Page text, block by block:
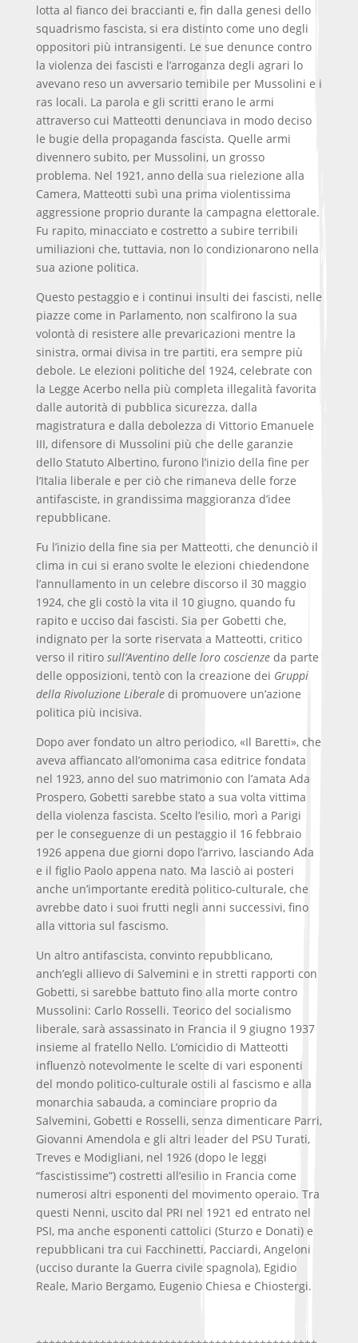
lotta al fianco dei braccianti e, fin dalla genesi dello
squadrismo fascista, si era distinto come uno degli
oppositori più intransigenti. Le sue denunce contro
la violenza dei fascisti e l’arroganza degli agrari lo
avevano reso un avversario temibile per Mussolini e i
ras locali. La parola e gli scritti erano le armi
attraverso cui Matteotti denunciava in modo deciso
le bugie della propaganda fascista. Quelle armi
divennero subito, per Mussolini, un grosso
problema. Nel 1921, anno della sua rielezione alla
Camera, Matteotti subì una prima violentissima
aggressione proprio durante la campagna elettorale.
Fu rapito, minacciato e costretto a subire terribili
umiliazioni che, tuttavia, non lo condizionarono nella
sua azione politica.
Questo pestaggio e i continui insulti dei fascisti, nelle
piazze come in Parlamento, non scalfirono la sua
volontà di resistere alle prevaricazioni mentre la
sinistra, ormai divisa in tre partiti, era sempre più
debole. Le elezioni politiche del 1924, celebrate con
la Legge Acerbo nella più completa illegalità favorita
dalle autorità di pubblica sicurezza, dalla
magistratura e dalla debolezza di Vittorio Emanuele
III, difensore di Mussolini più che delle garanzie
dello Statuto Albertino, furono l’inizio della fine per
l’Italia liberale e per ciò che rimaneva delle forze
antifasciste, in grandissima maggioranza d’idee
repubblicane.
Fu l’inizio della fine sia per Matteotti, che denunciò il
clima in cui si erano svolte le elezioni chiedendone
l’annullamento in un celebre discorso il 30 maggio
1924, che gli costò la vita il 10 giugno, quando fu
rapito e ucciso dai fascisti. Sia per Gobetti che,
indignato per la sorte riservata a Matteotti, critico
verso il ritiro sull’Aventino delle loro coscienze da parte
delle opposizioni, tentò con la creazione dei Gruppi
della Rivoluzione Liberale di promuovere un’azione
politica più incisiva.
Dopo aver fondato un altro periodico, «Il Baretti», che
aveva affiancato all’omonima casa editrice fondata
nel 1923, anno del suo matrimonio con l’amata Ada
Prospero, Gobetti sarebbe stato a sua volta vittima
della violenza fascista. Scelto l’esilio, morì a Parigi
per le conseguenze di un pestaggio il 16 febbraio
1926 appena due giorni dopo l’arrivo, lasciando Ada
e il figlio Paolo appena nato. Ma lasciò ai posteri
anche un’importante eredità politico-culturale, che
avrebbe dato i suoi frutti negli anni successivi, fino
alla vittoria sul fascismo.
Un altro antifascista, convinto repubblicano,
anch’egli allievo di Salvemini e in stretti rapporti con
Gobetti, si sarebbe battuto fino alla morte contro
Mussolini: Carlo Rosselli. Teorico del socialismo
liberale, sarà assassinato in Francia il 9 giugno 1937
insieme al fratello Nello. L’omicidio di Matteotti
influenzò notevolmente le scelte di vari esponenti
del mondo politico-culturale ostili al fascismo e alla
monarchia sabauda, a cominciare proprio da
Salvemini, Gobetti e Rosselli, senza dimenticare Parri,
Giovanni Amendola e gli altri leader del PSU Turati,
Treves e Modigliani, nel 1926 (dopo le leggi
“fascistissime”) costretti all’esilio in Francia come
numerosi altri esponenti del movimento operaio. Tra
questi Nenni, uscito dal PRI nel 1921 ed entrato nel
PSI, ma anche esponenti cattolici (Sturzo e Donati) e
repubblicani tra cui Facchinetti, Pacciardi, Angeloni
(ucciso durante la Guerra civile spagnola), Egidio
Reale, Mario Bergamo, Eugenio Chiesa e Chiostergi.